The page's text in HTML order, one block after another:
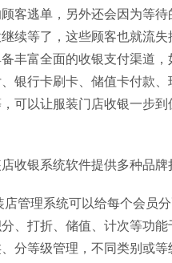
客逃单，另外还会因为等待
续等了，这些顾客也就流失掉
丰富全面的收银支付渠道，
银行卡刷卡、储值卡付款、
可以让服装门店收银一步到
、打折、储值、计次等功能
分等级管理，不同类别或等